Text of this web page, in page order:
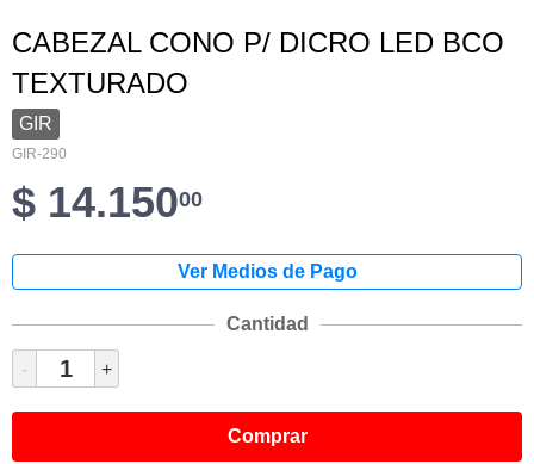
CABEZAL CONO P/ DICRO LED BCO
TEXTURADO
GIR
GIR-290
$ 14.15000
Cantidad
- +